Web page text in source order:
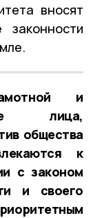
вносят
и
лица,
общества
к
с законом
и своего